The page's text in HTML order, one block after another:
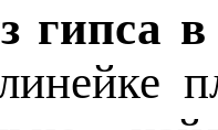
гипса в